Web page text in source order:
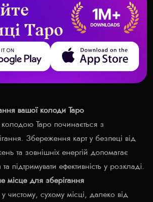
Таро
Play Download on the App Store
вашої колоди Таро
Таро починається з
Збереження карт у безпеці від
та зовнішніх енергій допомагає
та підтримувати ефективність у розкладі.
місце для зберігання
у чистому, сухому місці, далеко від